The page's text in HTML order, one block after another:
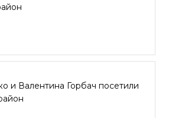
и Валентина Горбач посетили